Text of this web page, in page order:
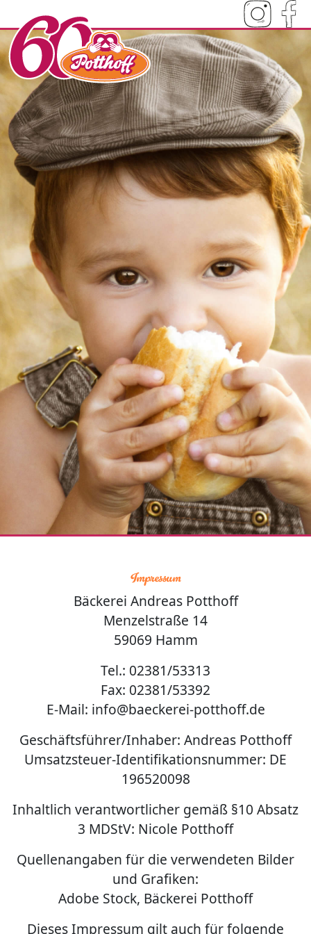
Impressum
Bäckerei Andreas Potthoff
Menzelstraße 14
59069 Hamm
Tel.: 02381/53313
Fax: 02381/53392
E-Mail: info@baeckerei-potthoff.de
Geschäftsführer/Inhaber: Andreas Potthoff
Umsatzsteuer-Identifikationsnummer: DE
196520098
Inhaltlich verantwortlicher gemäß §10 Absatz
3 MDStV: Nicole Potthoff
Quellenangaben für die verwendeten Bilder
und Grafiken:
Adobe Stock, Bäckerei Potthoff
Dieses Impressum gilt auch für folgende